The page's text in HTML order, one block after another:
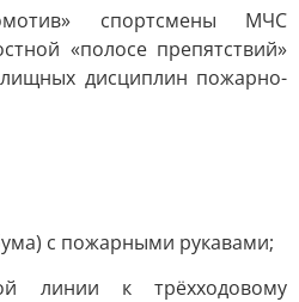
спортсмены МЧС
«полосе препятствий»
дисциплин пожарно-
с пожарными рукавами;
линии к трёхходовому